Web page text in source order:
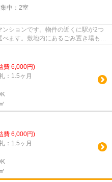
中： 2室
ションです。物件の近くに駅が2つ
ます。敷地内にあるごみ置き場も自
費 6,000円)
：1.5ヶ月
費 6,000円)
：1.5ヶ月